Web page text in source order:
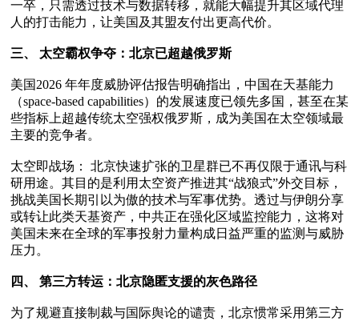
一卒，只需透过技术与数据转移，就能大幅提升其区域代理
人的打击能力，让美国及其盟友付出更高代价。
三、 太空霸权争夺：北京已超越俄罗斯
美国2026 年年度威胁评估报告明确指出，中国在天基能力
（space-based capabilities）的发展速度已领先多国，甚至在某
些指标上超越传统太空强权俄罗斯，成为美国在太空领域最
主要的竞争者。
太空即战场： 北京快速扩张的卫星群已不再仅限于通讯与科
研用途。其目的是利用太空资产推进其“战狼式”外交目标，
挑战美国长期引以为傲的技术与军事优势。透过与伊朗分享
或转让此类天基资产，中共正在强化区域监控能力，这将对
美国未来在全球的军事投射力量构成日益严重的监测与威胁
压力。
四、 第三方转运：北京隐匿支援的灰色路径
为了规避直接制裁与国际舆论的谴责，北京惯常采用第三方